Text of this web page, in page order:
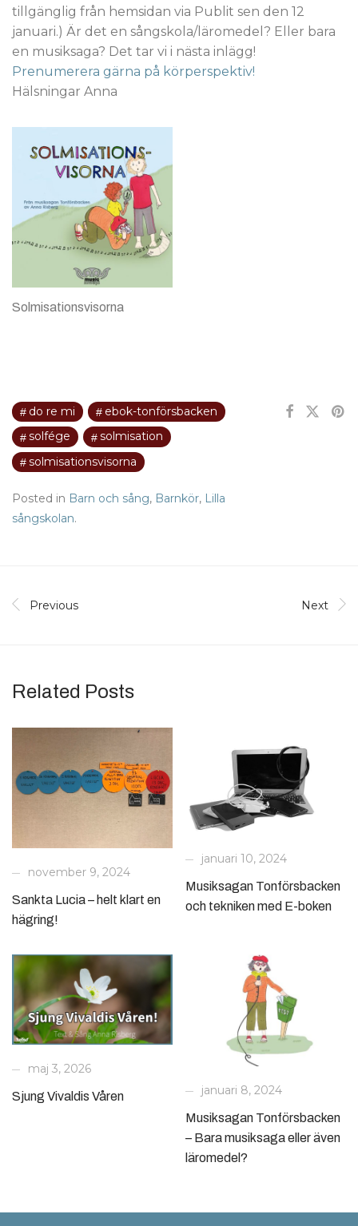
tillgänglig från hemsidan via Publit sen den 12
januari.) Är det en sångskola/läromedel? Eller bara
en musiksaga? Det tar vi i nästa inlägg!
Prenumerera gärna på körperspektiv!
Hälsningar Anna
Solmisationsvisorna
do re mi
ebok-tonförsbacken
solfége
solmisation
solmisationsvisorna
Posted in Barn och sång, Barnkör, Lilla
sångskolan.
Previous Next
Related Posts
november 9, 2024
Sankta Lucia – helt klart en
hägring!
januari 10, 2024
Musiksagan Tonförsbacken
och tekniken med E-boken
maj 3, 2026
Sjung Vivaldis Våren januari 8, 2024
Musiksagan Tonförsbacken
– Bara musiksaga eller även
läromedel?